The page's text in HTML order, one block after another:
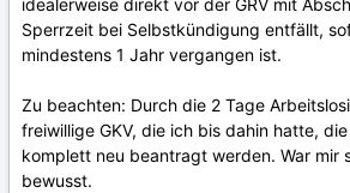
idealerweise direkt vor der GRV mit
Sperrzeit bei Selbstkündigung entfällt,
mindestens 1 Jahr vergangen ist.
Zu beachten: Durch die 2 Tage
freiwillige GKV, die ich bis dahin hatte,
komplett neu beantragt werden. War mir
bewusst.